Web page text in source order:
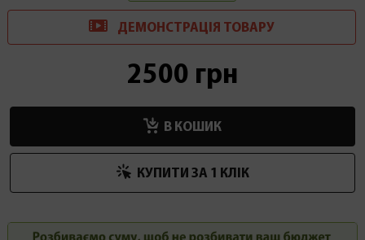
ДЕМОНСТРАЦІЯ ТОВАРУ
2500 грн
В КОШИК
КУПИТИ ЗА 1 КЛIК